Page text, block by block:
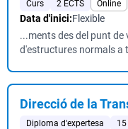
Curs 2 ECTS Online
Data d'inici:Flexible
...ments des del punt
d'estructures normals a
Direcció de la
Diploma d'expertesa 15